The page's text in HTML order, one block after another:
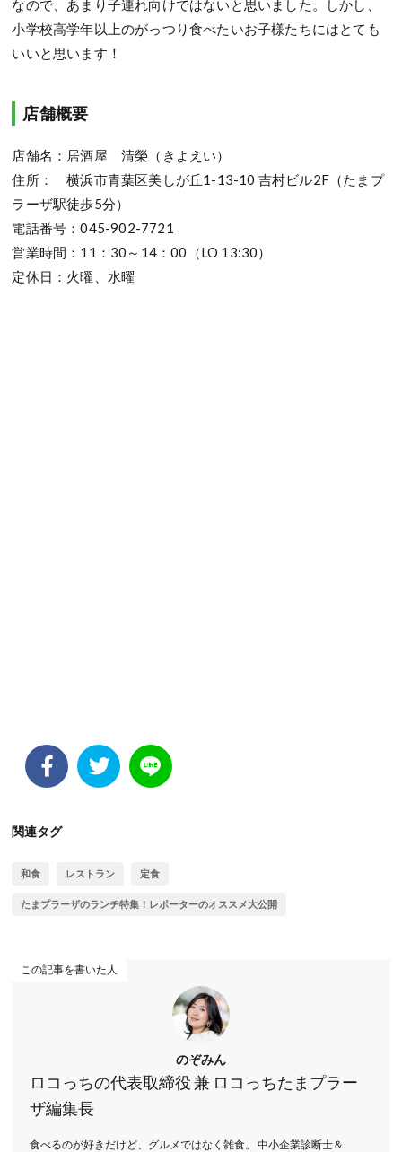
なので、あまり子連れ向けではないと思いました。しかし、
小学校高学年以上のがっつり食べたいお子様たちにはとても
いいと思います！
店舗概要
店舗名：居酒屋 清榮（きよえい）
住所： 横浜市青葉区美しが丘1-13-10 吉村ビル2F（たまプ
ラーザ駅徒歩5分）
電話番号：045-902-7721
営業時間：11：30～14：00（LO 13:30）
定休日：火曜、水曜
関連タグ
和食 レストラン 定食
たまプラーザのランチ特集！レポーターのオススメ大公開
この記事を書いた人
のぞみん
ロコっちの代表取締役 兼 ロコっちたまプラー
ザ編集長
食べるのが好きだけど、グルメではなく雑食。 中小企業診断士＆